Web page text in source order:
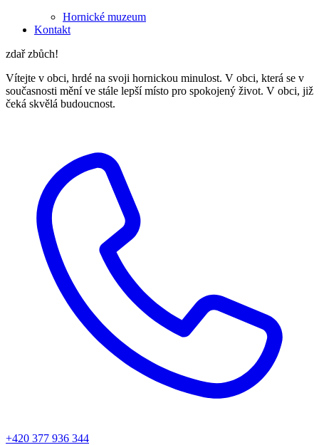
Hornické muzeum
Kontakt
zdař zbůch!
Vítejte v obci, hrdé na svoji hornickou minulost. V obci, která se v
současnosti mění ve stále lepší místo pro spokojený život. V obci, již
čeká skvělá budoucnost.
+420 377 936 344